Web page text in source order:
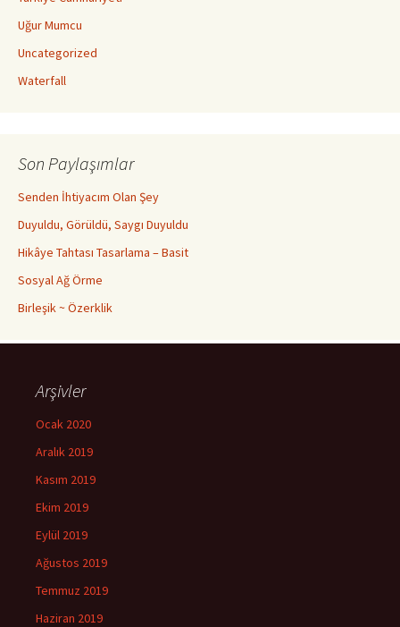
Uğur Mumcu
Uncategorized
Waterfall
Son Paylaşımlar
Senden İhtiyacım Olan Şey
Duyuldu, Görüldü, Saygı Duyuldu
Hikâye Tahtası Tasarlama – Basit
Sosyal Ağ Örme
Birleşik ~ Özerklik
Arşivler
Ocak 2020
Aralık 2019
Kasım 2019
Ekim 2019
Eylül 2019
Ağustos 2019
Temmuz 2019
Haziran 2019